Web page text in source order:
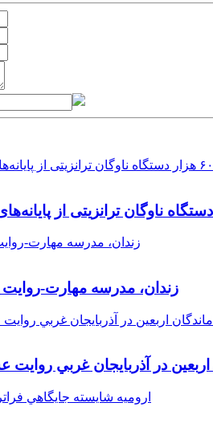
زندان، مدرسه مهارت-روايت
اربعين در آذربايجان غربي